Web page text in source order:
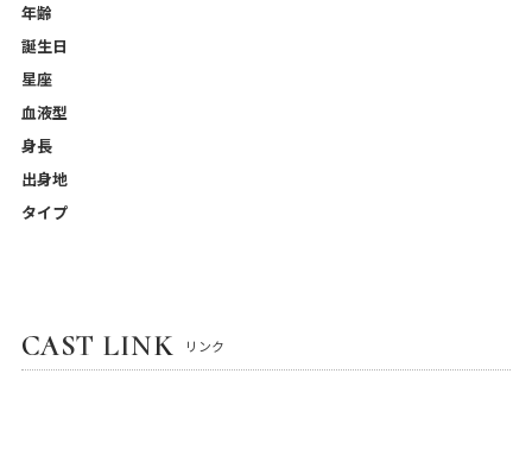
年齢
誕生日
星座
血液型
身長
出身地
タイプ
CAST LINK リンク